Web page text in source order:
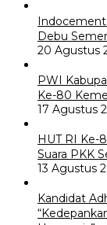
Indocement
Debu
20 Agustus
PWI
Ke-80
17 Agustus
HUT RI Ke-
Suara PKK
13 Agustus
Kandidat